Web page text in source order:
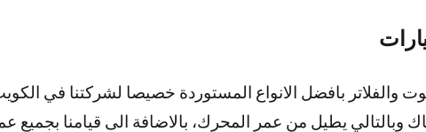
والفلاتر بافضل الانواع المستوردة خصيصا لشركتنا في
وبالتالي يطيل من عمر المحرك، بالاضافة الى قيامنا بجميع